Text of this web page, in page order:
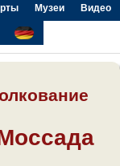
Музеи Видео